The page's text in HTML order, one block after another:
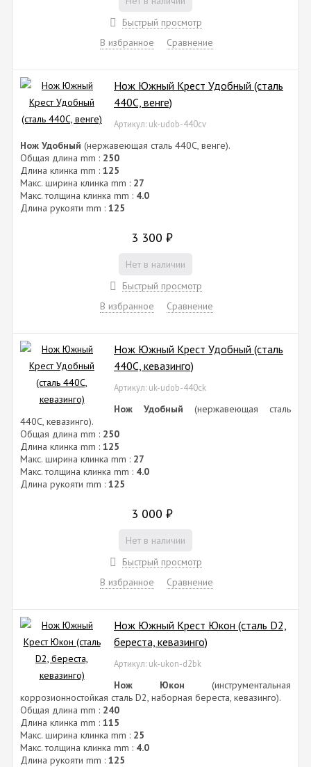
Быстрый просмотр
В избранное
Сравнение
Нож Южный Крест Удобный (сталь
440C, венге)
Артикул: uk-udob-440cv
Нож Удобный (нержавеющая сталь 440C, венге).
Общая длина mm : 250
Длина клинка mm : 125
Макс. ширина клинка mm : 27
Макс. толщина клинка mm : 4.0
Длина рукояти mm : 125
3 300 ₽
Нет в наличии
Быстрый просмотр
В избранное
Сравнение
Нож Южный Крест Удобный (сталь
440C, кевазинго)
Артикул: uk-udob-440ck
Нож Удобный (нержавеющая сталь
440C, кевазинго).
Общая длина mm : 250
Длина клинка mm : 125
Макс. ширина клинка mm : 27
Макс. толщина клинка mm : 4.0
Длина рукояти mm : 125
3 000 ₽
Нет в наличии
Быстрый просмотр
В избранное
Сравнение
Нож Южный Крест Юкон (сталь D2,
береста, кевазинго)
Артикул: uk-ukon-d2bk
Нож Юкон (инструментальная
коррозионностойкая сталь D2, наборная береста, кевазинго).
Общая длина mm : 240
Длина клинка mm : 115
Макс. ширина клинка mm : 25
Макс. толщина клинка mm : 4.0
Длина рукояти mm : 125